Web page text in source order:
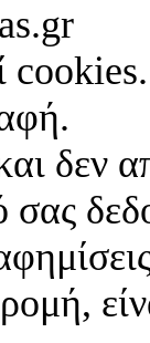
cookies.
δεν
σας